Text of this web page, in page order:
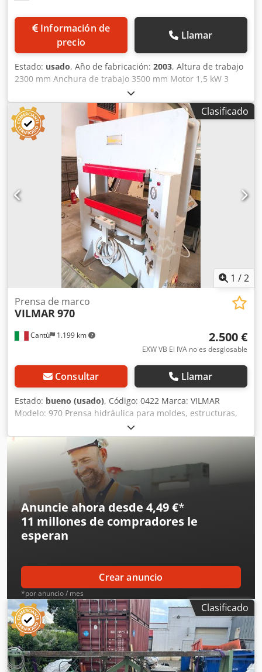
Información de
precio
Llamar
Estado: usado, Año de fabricación: 2003, Altura de trabajo
2300 mm Anchura de trabajo 3500 mm Motor 1,5 kW 3
cilindros de presión desde arriba 2 desde el lateral Presión
de prensado por cilindro 3000 kg Carrera del cilindro de
prensado hasta 200 mm Hidráulica 10-150 bar Necesidad
de espacio: 3950 x 900 x 2550 mm Peso: 670 kg Ubicación
de almacenamiento: Nattheim Cjdevvkmbspfx Afporf
Clasificado
1 /2
Cantù 1.199 km
Prensa de marco
VILMAR970
2.500 €
EXW VB El IVA no es desglosable
Consultar Llamar
Estado: bueno (usado), Código: 0422 Marca: VILMAR
Modelo: 970 Prensa hidráulica para moldes, estructuras,
elementos de mobiliario, puertas de madera maciza,
materiales plásticos, materiales compuestos y diversos
otros usos. Dimensiones de la superficie de trabajo: 970 x
500 mm Apertura: 350 mm N.º de pistones: 3 Unidad de
potencia hidráulica Crjdpfx Aszkqk Eofpef Dimensiones
totales: 1630 x 1300 x 2100 mm (alto) Máquina que
requiere reacondicionamiento.
Anuncie ahora desde 4,49 €*
11 millones de compradores le
esperan
Crear anuncio
*por anuncio / mes
Clasificado